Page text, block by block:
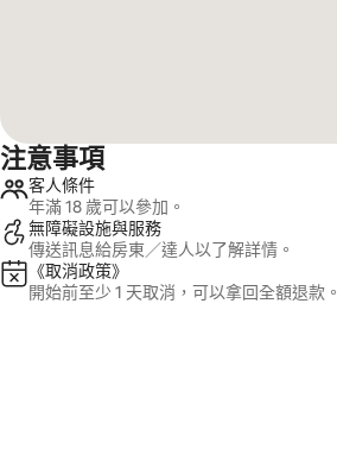
注意事項
客人條件
年滿 18 歲可以參加。
無障礙設施與服務
傳送訊息給房東／達人以了解詳情。
《取消政策》
開始前至少 1 天取消，可以拿回全額退款。